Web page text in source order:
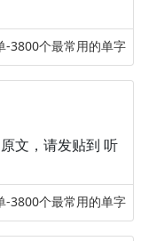
-3800个最常用的单字
文，请发贴到 听
-3800个最常用的单字